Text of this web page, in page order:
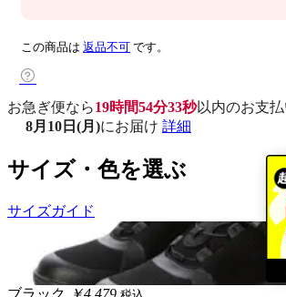
この商品は 返品不可 です。
お急ぎ便なら19時間54分32秒以内のお支
8月10日(月)にお届け 詳細
サイズ・色を選ぶ
サイズガイド
ブラック ￥4,479